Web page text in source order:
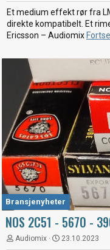
Et medium effekt rør fra
direkte kompatibelt. Et
Ericsson – Audiomix
Bransjenyheter
NOS 2C51 - 5670 -
Audiomix 23.10.2023